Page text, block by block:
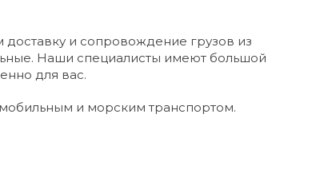
и сопровождение грузов из
Наши специалисты имеют большой
для вас.
и морским транспортом.